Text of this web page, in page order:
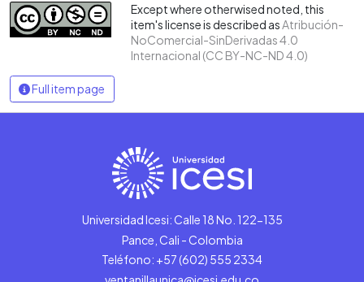
Except where otherwised noted, this
item's license is described asAtribución-
NoComercial-SinDerivadas 4.0
Internacional (CC BY-NC-ND 4.0)
Full item page
Universidad Icesi: Calle 18 No. 122-135
Pance, Cali - Colombia
Teléfono: +57 (602) 555 2334